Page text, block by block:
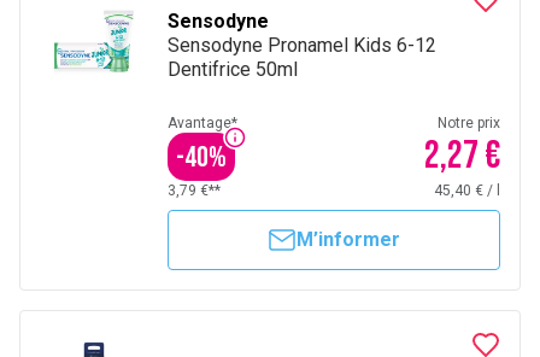
Sensodyne
Sensodyne Pronamel Kids 6-12
Dentifrice 50ml
Avantage*
-40%
Notre prix
2,27 €
3,79 €** 45,40 € /
M’informer